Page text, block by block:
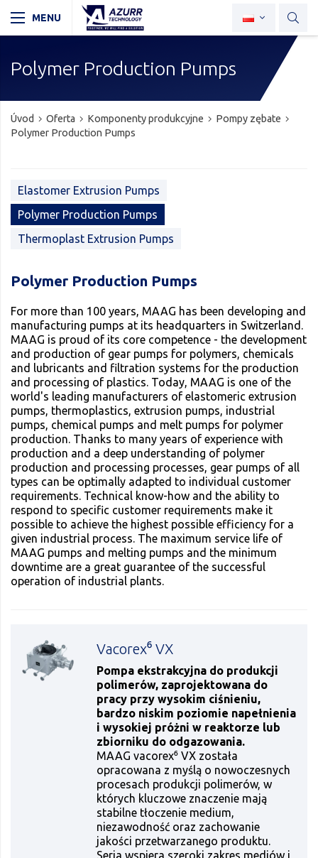
Polymer Production Pumps
Úvod Oferta Komponenty produkcyjne
Pompy zębate
Polymer Production Pumps
Elastomer Extrusion Pumps
Polymer Production Pumps
Thermoplast Extrusion Pumps
Polymer Production Pumps
For more than 100 years, MAAG has been developing and
manufacturing pumps at its headquarters in Switzerland.
MAAG is proud of its core competence - the development
and production of gear pumps for polymers, chemicals
and lubricants and filtration systems for the production
and processing of plastics. Today, MAAG is one of the
world's leading manufacturers of elastomeric extrusion
pumps, thermoplastics, extrusion pumps, industrial
pumps, chemical pumps and melt pumps for polymer
production. Thanks to many years of experience with
production and a deep understanding of polymer
production and processing processes, gear pumps of all
types can be optimally adapted to individual customer
requirements. Technical know-how and the ability to
respond to specific customer requirements make it
possible to achieve the highest possible efficiency for a
given industrial process. The maximum service life of
MAAG pumps and melting pumps and the minimum
downtime are a great guarantee of the successful
operation of industrial plants.
Vacorex⁶ VX
Pompa ekstrakcyjna do produkcji
polimerów, zaprojektowana do
pracy przy wysokim ciśnieniu,
bardzo niskim poziomie napełnienia
i wysokiej próżni w reaktorze lub
zbiorniku do odgazowania.
MAAG vacorex⁶ VX została
opracowana z myślą o nowoczesnych
procesach produkcji polimerów, w
których kluczowe znaczenie mają
stabilne tłoczenie medium,
niezawodność oraz zachowanie
jakości przetwarzanego produktu.
Seria wspiera szeroki zakres mediów i